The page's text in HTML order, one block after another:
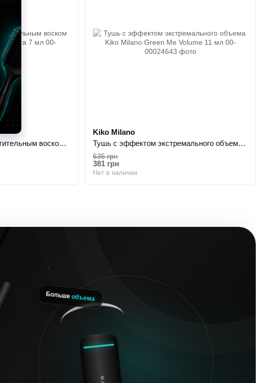
Большеобъема
Тушь для объема с растительным воском Missha The Style 3D Mascara 7 мл
Kiko Milano
Тушь с эффектом экстремального объема Kiko Milano Green Me Volume 11 мл
635 грн
381 грн
Нет в наличии